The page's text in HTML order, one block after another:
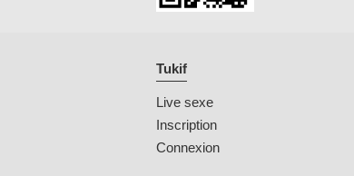
Tukif
Live sexe
Inscription
Connexion